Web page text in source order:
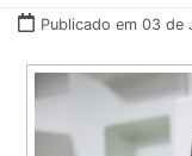
Publicado em 03 de